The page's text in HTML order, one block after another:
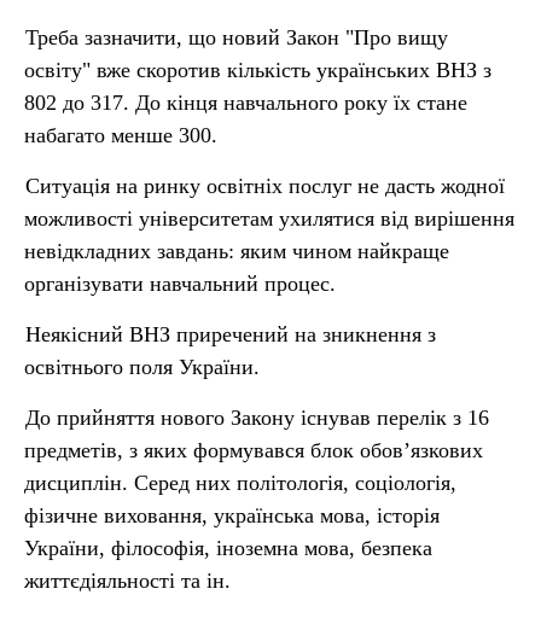
Треба зазначити, що новий Закон "Про вищу
освіту" вже скоротив кількість українських ВНЗ з
802 до 317. До кінця навчального року їх стане
набагато менше 300.
Ситуація на ринку освітніх послуг не дасть жодної
можливості університетам ухилятися від вирішення
невідкладних завдань: яким чином найкраще
організувати навчальний процес.
Неякісний ВНЗ приречений на зникнення з
освітнього поля України.
До прийняття нового Закону існував перелік з 16
предметів, з яких формувався блок обов’язкових
дисциплін. Серед них політологія, соціологія,
фізичне виховання, українська мова, історія
України, філософія, іноземна мова, безпека
життєдіяльності та ін.